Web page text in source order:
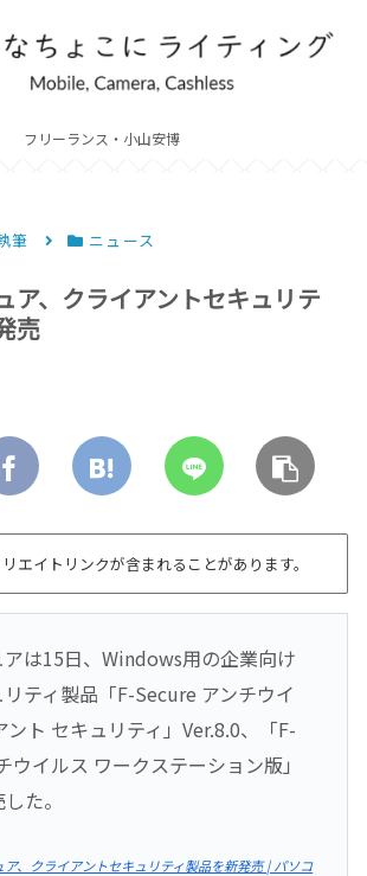
フリーランス・小山安博
筆 ニュース
ア、クライアントセキュリテ
売
エイトリンクが含まれることがあります。
は15日、Windows用の企業向け
ティ製品「F-Secure アンチウイ
ント セキュリティ」Ver.8.0、「F-
ウイルス ワークステーション版」
た。
、クライアントセキュリティ製品を新発売 | パソコ